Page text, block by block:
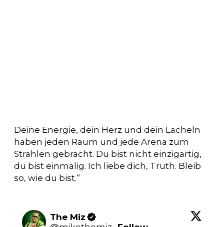
Deine Energie, dein Herz und dein Lächeln
haben jeden Raum und jede Arena zum
Strahlen gebracht. Du bist nicht einzigartig,
du bist einmalig. Ich liebe dich, Truth. Bleib
so, wie du bist.“
The Miz